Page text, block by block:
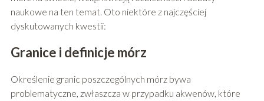
naukowe na ten temat. Oto niektóre z najczęściej
dyskutowanych kwestii:
Granice i definicje mórz
Określenie granic poszczególnych mórz bywa
problematyczne, zwłaszcza w przypadku akwenów, które